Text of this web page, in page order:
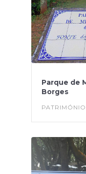
Parque de
Borges
PATRIMÓNIO